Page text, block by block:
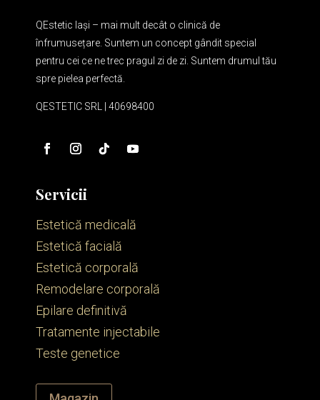
QEstetic Iași – mai mult decât o clinică de
înfrumusețare. Suntem un concept gândit special
pentru cei ce ne trec pragul zi de zi. Suntem drumul tău
spre pielea perfectă.
QESTETIC SRL | 40698400
Servicii
Estetică medicală
Estetică facială
Estetică corporală
Remodelare corporală
Epilare definitivă
Tratamente injectabile
Teste genetice